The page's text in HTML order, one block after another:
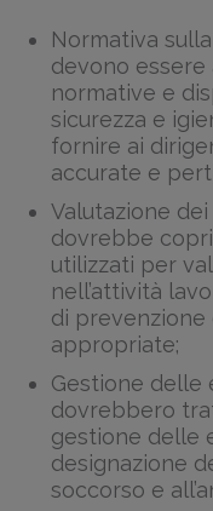
Normativa
devono
normative e
sicurezza e
fornire ai
accurate e
Valutazione
dovrebbe
utilizzati per
nell’attività
di
appropriate;
Gestione delle
dovrebbero
gestione delle
designazione
soccorso e